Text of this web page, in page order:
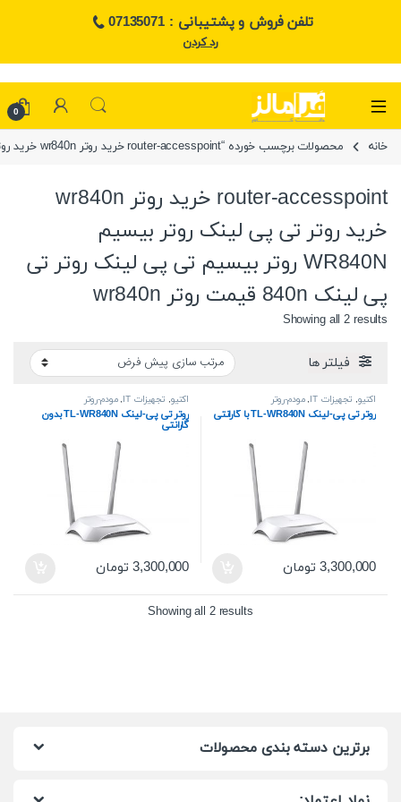
تلفن فروش و پشتیبانی : 07135071
رد کردن
0
خانه محصولات برچسب خورده “router-accesspoint خرید روتر wr840n خرید روتر تی پی لینک روتر بیسیم WR840N روتر بیسیم تی پی لینک روتر تی پی لینک 840n قیمت روتر wr840n”
router-accesspoint خرید روتر wr840n
خرید روتر تی پی لینک روتر بیسیم
WR840N روتر بیسیم تی پی لینک روتر تی
پی لینک 840n قیمت روتر wr840n
Showing all 2 results
فیلتر ها
اکتیو, تجهیزات IT ,مودم-روتر
روتر تی پی-لینک TL-WR840N با گارانتی
3,300,000 تومان
اکتیو, تجهیزات IT ,مودم-روتر
روتر تی پی-لینک TL-WR840N بدون
گارانتی
3,300,000 تومان
Showing all 2 results
برترین دسته بندی محصولات